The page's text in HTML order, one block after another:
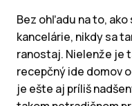
Bez ohľadu na to,
kancelárie, nikdy sa
ranostaj. Nielenže je
recepčný ide domov
je ešte aj príliš